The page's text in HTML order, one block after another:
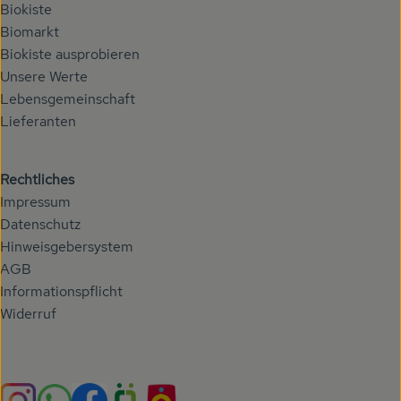
Veranstaltungen
Biomarkt
Wissen
Biokiste
Biomarkt
Biokiste ausprobieren
Unsere Werte
Lebensgemeinschaft
Lieferanten
Rechtliches
Impressum
Datenschutz
Hinweisgebersystem
AGB
Informationspflicht
Widerruf
Externer Link zu https://www.instagram.com/
Externer Link zu https://whatsapp.com/channel/
Externer Link zu https://www.facebook.com/
Externer Link zu https://